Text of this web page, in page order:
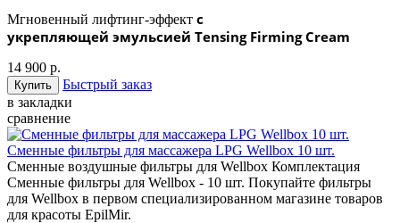
Мгновенный лифтинг-эффект с
укрепляющей эмульсией Tensing Firming Cream
14 900 р.
Быстрый заказ
в закладки
сравнение
Сменные фильтры для массажера LPG Wellbox 10 шт.
Сменные воздушные фильтры для Wellbox Комплектация
Сменные фильтры для Wellbox - 10 шт. Покупайте фильтры
для Wellbox в первом специализированном магазине товаров
для красоты EpilMir.